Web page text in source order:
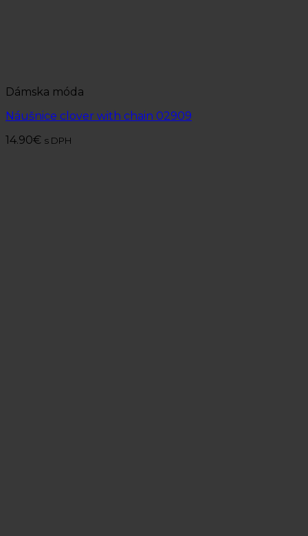
Dámska móda
Náušnice clover with chain 02909
14.90€ s DPH